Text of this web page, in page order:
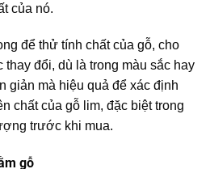
của nó.
để thử tính chất của gỗ, cho
đổi, dù là trong màu sắc hay
giản mà hiệu quả để xác định
chất của gỗ lim, đặc biệt trong
trước khi mua.
gỗ